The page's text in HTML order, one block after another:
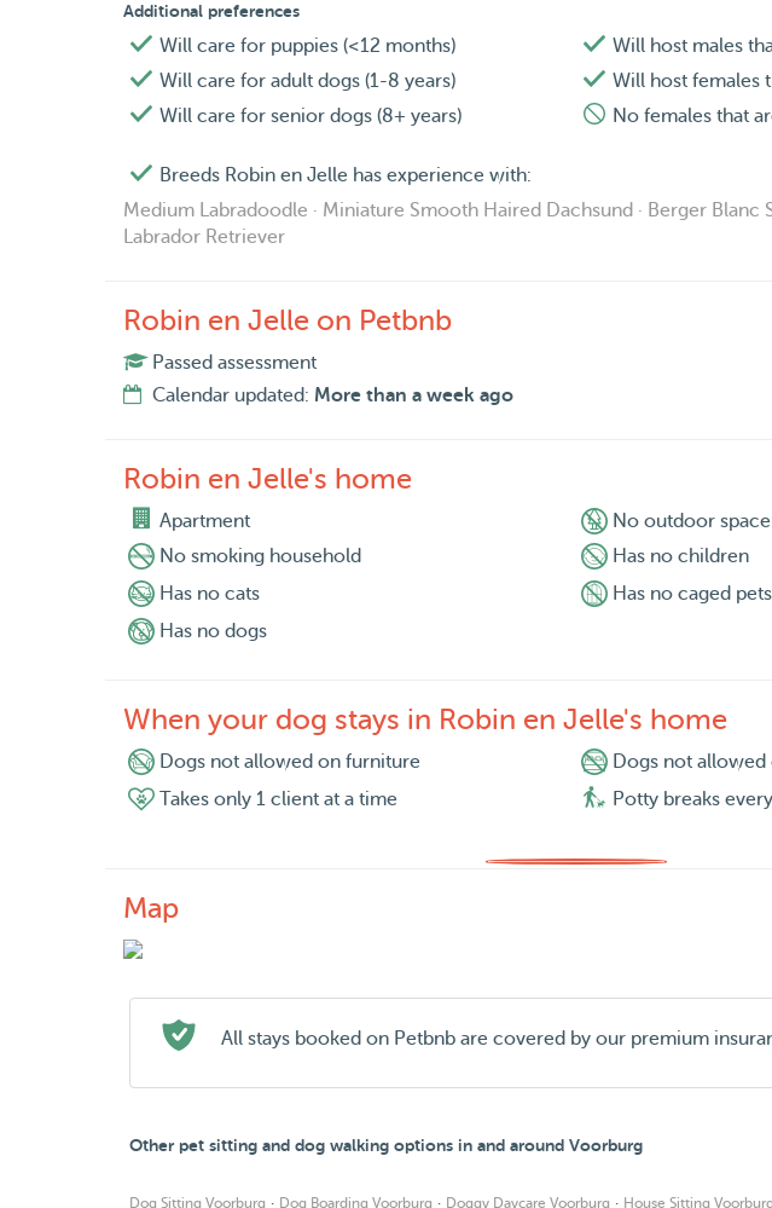
Additional preferences
Will care for puppies (<12 months)
Will care for adult dogs (1-8 years)
Will care for senior dogs (8+ years)
Will host males
Will host females
No females that
Breeds Robin en Jelle has experience with:
Medium Labradoodle · Miniature Smooth Haired Dachsund · Berger Blanc
Labrador Retriever
Robin en Jelle on Petbnb
Passed assessment
Calendar updated: More than a week ago
Robin en Jelle's home
Apartment
No outdoor space
No smoking household
Has no children
Has no cats
Has no caged pets
Has no dogs
When your dog stays in Robin en Jelle's home
Dogs not allowed on furniture
Dogs not allowed
Takes only 1 client at a time
Potty breaks
Map
All stays booked on Petbnb are covered by our premium
Other pet sitting and dog walking options in and around Voorburg
Dog Sitting Voorburg · Dog Boarding Voorburg · Doggy Daycare Voorburg · House Sitting Voorburg